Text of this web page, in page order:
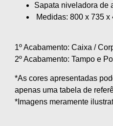
Sapata niveladora de
Medidas: 800 x 735 x
1º Acabamento: Caixa /
2º Acabamento: Tampo e
*As cores apresentadas
apenas uma tabela de
*Imagens meramente